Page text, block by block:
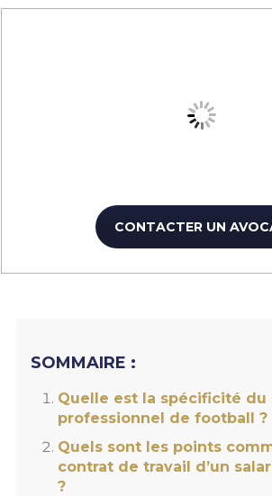
CONTACTER UN
SOMMAIRE :
Quelle est la spécificité du
professionnel de football ?
Quels sont les points
contrat de travail d’un
?